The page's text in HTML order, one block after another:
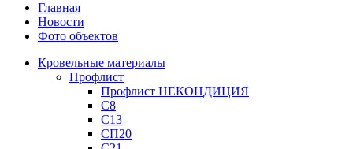
Главная
Новости
Фото объектов
Кровельные материалы
Профлист
Профлист НЕКОНДИЦИЯ
С8
С13
СП20